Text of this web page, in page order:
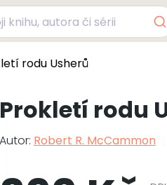
rodu Usherů
Prokletí rodu
Autor: Robert R. McCammon